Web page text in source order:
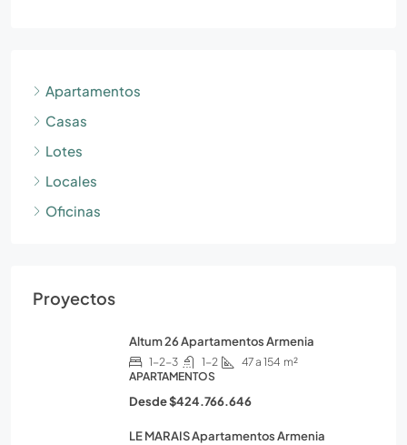
Apartamentos
Casas
Lotes
Locales
Oficinas
Proyectos
Altum 26 Apartamentos Armenia
1-2-3 1-2 47 a 154 m²
APARTAMENTOS
Desde$424.766.646
LE MARAIS Apartamentos Armenia